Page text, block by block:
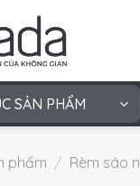
SẢN PHẨM
phẩm / Rèm sáo